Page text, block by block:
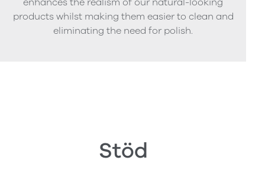
products whilst making them easier to clean and
eliminating the need for polish.
Stöd